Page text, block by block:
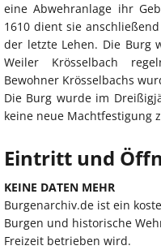
eine Abwehranlage ihr
1610 dient sie
der letzte Lehen. Die Burg
Weiler Krösselbach
Bewohner Krösselbachs
Die Burg wurde im
keine neue Machtfestigung
Eintritt und
KEINE DATEN MEHR
Burgenarchiv.de ist ein
Burgen und historische
Freizeit betrieben wird.